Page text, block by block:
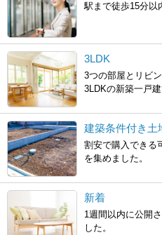
駅まで徒歩15分以
3LDK
3つの部屋とリビ
3LDKの新築一戸建
建築条件付き土
割安で購入できる
を集めました。
新着
1週間以内に公開
した。